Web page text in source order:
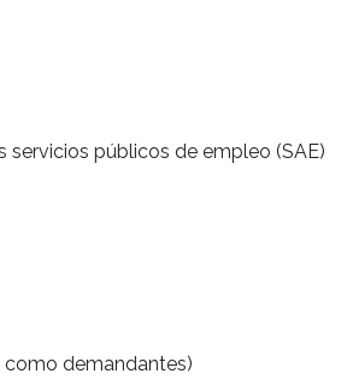
públicos de empleo (SAE)
como demandantes)